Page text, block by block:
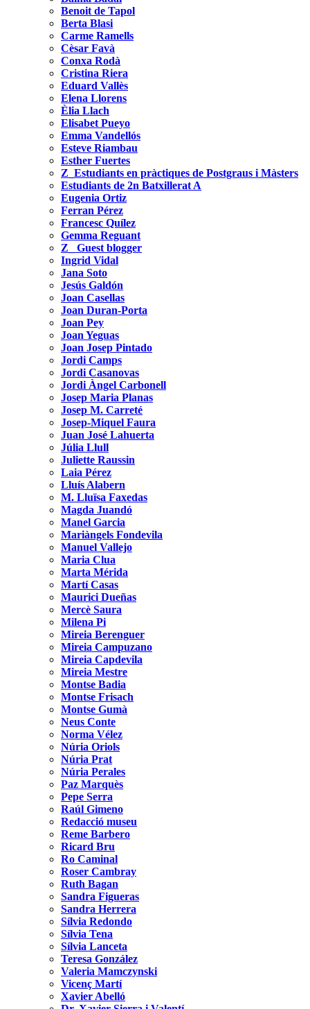
Benoit de Tapol
Berta Blasi
Carme Ramells
Cèsar Favà
Conxa Rodà
Cristina Riera
Eduard Vallès
Elena Llorens
Èlia Llach
Elisabet Pueyo
Emma Vandellós
Esteve Riambau
Esther Fuertes
Z_Estudiants en pràctiques de Postgraus i Màsters
Estudiants de 2n Batxillerat A
Eugenia Ortiz
Ferran Pérez
Francesc Quílez
Gemma Reguant
Z_ Guest blogger
Ingrid Vidal
Jana Soto
Jesús Galdón
Joan Casellas
Joan Duran-Porta
Joan Pey
Joan Yeguas
Joan Josep Pintado
Jordi Camps
Jordi Casanovas
Jordi Àngel Carbonell
Josep Maria Planas
Josep M. Carreté
Josep-Miquel Faura
Juan José Lahuerta
Júlia Llull
Juliette Raussin
Laia Pérez
Lluís Alabern
M. Lluïsa Faxedas
Magda Juandó
Manel Garcia
Mariàngels Fondevila
Manuel Vallejo
Maria Clua
Marta Mérida
Martí Casas
Maurici Dueñas
Mercè Saura
Milena Pi
Mireia Berenguer
Mireia Campuzano
Mireia Capdevila
Mireia Mestre
Montse Badia
Montse Frisach
Montse Gumà
Neus Conte
Norma Vélez
Núria Oriols
Núria Prat
Núria Perales
Paz Marquès
Pepe Serra
Raúl Gimeno
Redacció museu
Reme Barbero
Ricard Bru
Ro Caminal
Roser Cambray
Ruth Bagan
Sandra Figueras
Sandra Herrera
Sílvia Redondo
Sílvia Tena
Sílvia Lanceta
Teresa González
Valeria Mamczynski
Vicenç Martí
Xavier Abelló